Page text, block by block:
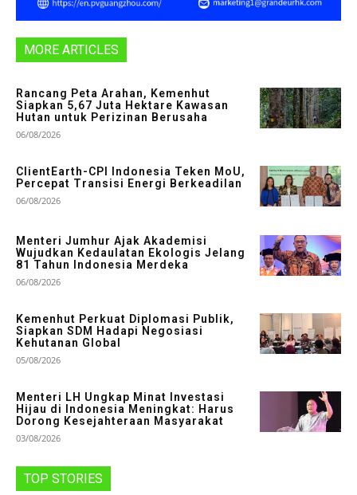
MORE ARTICLES
Rancang Peta Arahan, Kemenhut
Siapkan 5,67 Juta Hektare Kawasan
Hutan untuk Perizinan Berusaha
06/08/2026
ClientEarth-CPI Indonesia Teken MoU,
Percepat Transisi Energi Berkeadilan
06/08/2026
Menteri Jumhur Ajak Akademisi
Wujudkan Kedaulatan Ekologis Jelang
81 Tahun Indonesia Merdeka
06/08/2026
Kemenhut Perkuat Diplomasi Publik,
Siapkan SDM Hadapi Negosiasi
Kehutanan Global
05/08/2026
Menteri LH Ungkap Minat Investasi
Hijau di Indonesia Meningkat: Harus
Dorong Kesejahteraan Masyarakat
03/08/2026
TOP STORIES